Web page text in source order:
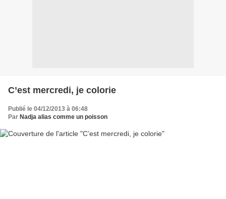
C’est mercredi, je colorie
Publié le 04/12/2013 à 06:48
Par Nadja alias comme un poisson